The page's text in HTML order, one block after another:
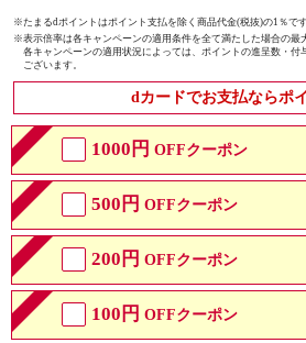
※たまるdポイントはポイント支払を除く商品代金(税抜)の1％です
※表示倍率は各キャンペーンの適用条件を全て満たした場合の最
各キャンペーンの適用状況によっては、ポイントの進呈数・
ございます。
dカードでお支払ならポ
1000円 OFFクーポン
500円 OFFクーポン
200円 OFFクーポン
100円 OFFクーポン